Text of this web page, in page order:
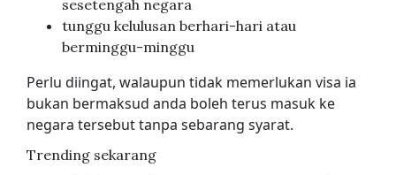
sesetengah negara
tunggu kelulusan berhari-hari atau
berminggu-minggu
Perlu diingat, walaupun tidak memerlukan visa ia
bukan bermaksud anda boleh terus masuk ke
negara tersebut tanpa sebarang syarat.
Trending sekarang